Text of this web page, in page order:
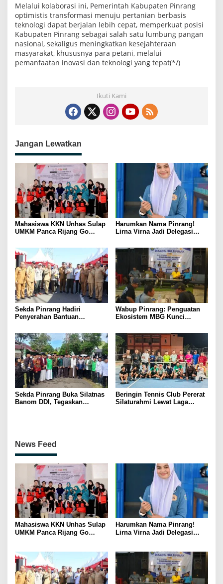
Melalui kolaborasi ini, Pemerintah Kabupaten Pinrang
optimistis transformasi menuju pertanian berbasis
teknologi dapat berjalan lebih cepat, memperkuat posisi
Kabupaten Pinrang sebagai salah satu lumbung pangan
nasional, sekaligus meningkatkan kesejahteraan
masyarakat, khususnya para petani, melalui
pemanfaatan inovasi dan teknologi yang tepat(*/)
Ikuti Kami
Jangan Lewatkan
Mahasiswa KKN Unhas Sulap
UMKM Panca Rijang Go
Antusias Ikuti Pelatihan
Harumkan Nama Pinrang!
Lirna Virna Jadi Delegasi
Indonesia 2026
Sekda Pinrang Hadiri
Penyerahan Bantuan
Dukung Swasembada Pangan
Wabup Pinrang: Penguatan
Ekosistem MBG Kunci
Kerakyatan
Sekda Pinrang Buka Silatnas
Banom DDI, Tegaskan
Beringin Tennis Club Pererat
Silaturahmi Lewat Laga
News Feed
Mahasiswa KKN Unhas Sulap
UMKM Panca Rijang Go
Harumkan Nama Pinrang!
Lirna Virna Jadi Delegasi